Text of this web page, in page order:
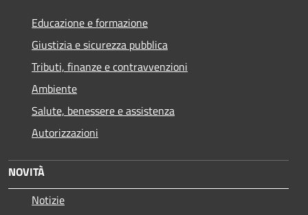
Educazione e formazione
Giustizia e sicurezza pubblica
Tributi, finanze e contravvenzioni
Ambiente
Salute, benessere e assistenza
Autorizzazioni
NOVITÀ
Notizie